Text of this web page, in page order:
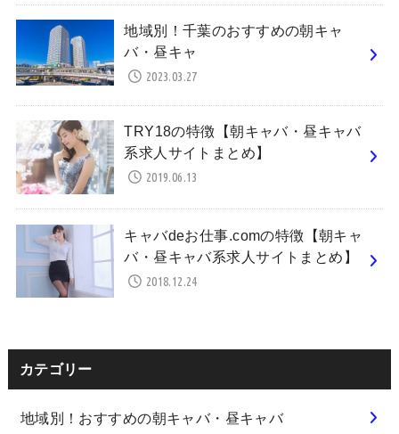
地域別！千葉のおすすめの朝キャ
バ・昼キャ
2023.03.27
TRY18の特徴【朝キャバ・昼キャバ
系求人サイトまとめ】
2019.06.13
キャバdeお仕事.comの特徴【朝キャ
バ・昼キャバ系求人サイトまとめ】
2018.12.24
カテゴリー
地域別！おすすめの朝キャバ・昼キャバ